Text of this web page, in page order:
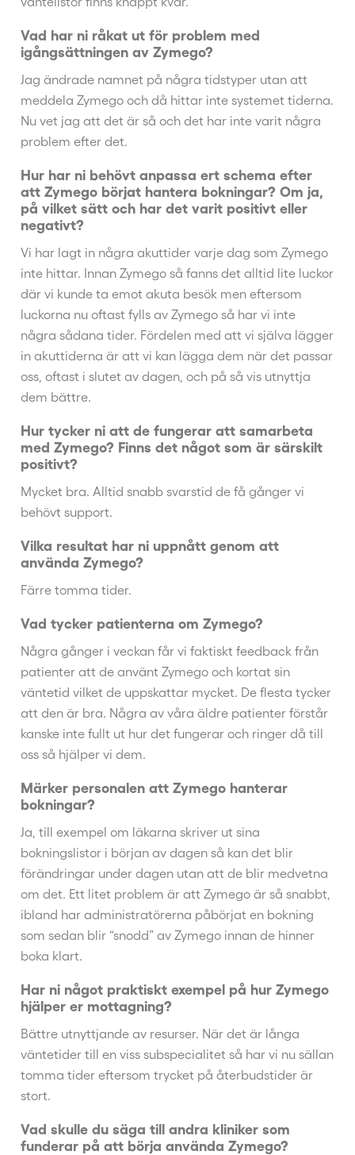
Vad har ni råkat ut för problem med
igångsättningen av Zymego?
Jag ändrade namnet på några tidstyper utan att
meddela Zymego och då hittar inte systemet tiderna.
Nu vet jag att det är så och det har inte varit några
problem efter det.
Hur har ni behövt anpassa ert schema efter
att Zymego börjat hantera bokningar? Om ja,
på vilket sätt och har det varit positivt eller
negativt?
Vi har lagt in några akuttider varje dag som Zymego
inte hittar. Innan Zymego så fanns det alltid lite luckor
där vi kunde ta emot akuta besök men eftersom
luckorna nu oftast fylls av Zymego så har vi inte
några sådana tider. Fördelen med att vi själva lägger
in akuttiderna är att vi kan lägga dem när det passar
oss, oftast i slutet av dagen, och på så vis utnyttja
dem bättre.
Hur tycker ni att de fungerar att samarbeta
med Zymego? Finns det något som är särskilt
positivt?
Mycket bra. Alltid snabb svarstid de få gånger vi
behövt support.
Vilka resultat har ni uppnått genom att
använda Zymego?
Färre tomma tider.
Vad tycker patienterna om Zymego?
Några gånger i veckan får vi faktiskt feedback från
patienter att de använt Zymego och kortat sin
väntetid vilket de uppskattar mycket. De flesta tycker
att den är bra. Några av våra äldre patienter förstår
kanske inte fullt ut hur det fungerar och ringer då till
oss så hjälper vi dem.
Märker personalen att Zymego hanterar
bokningar?
Ja, till exempel om läkarna skriver ut sina
bokningslistor i början av dagen så kan det blir
förändringar under dagen utan att de blir medvetna
om det. Ett litet problem är att Zymego är så snabbt,
ibland har administratörerna påbörjat en bokning
som sedan blir “snodd” av Zymego innan de hinner
boka klart.
Har ni något praktiskt exempel på hur Zymego
hjälper er mottagning?
Bättre utnyttjande av resurser. När det är långa
väntetider till en viss subspecialitet så har vi nu sällan
tomma tider eftersom trycket på återbudstider är
stort.
Vad skulle du säga till andra kliniker som
funderar på att börja använda Zymego?